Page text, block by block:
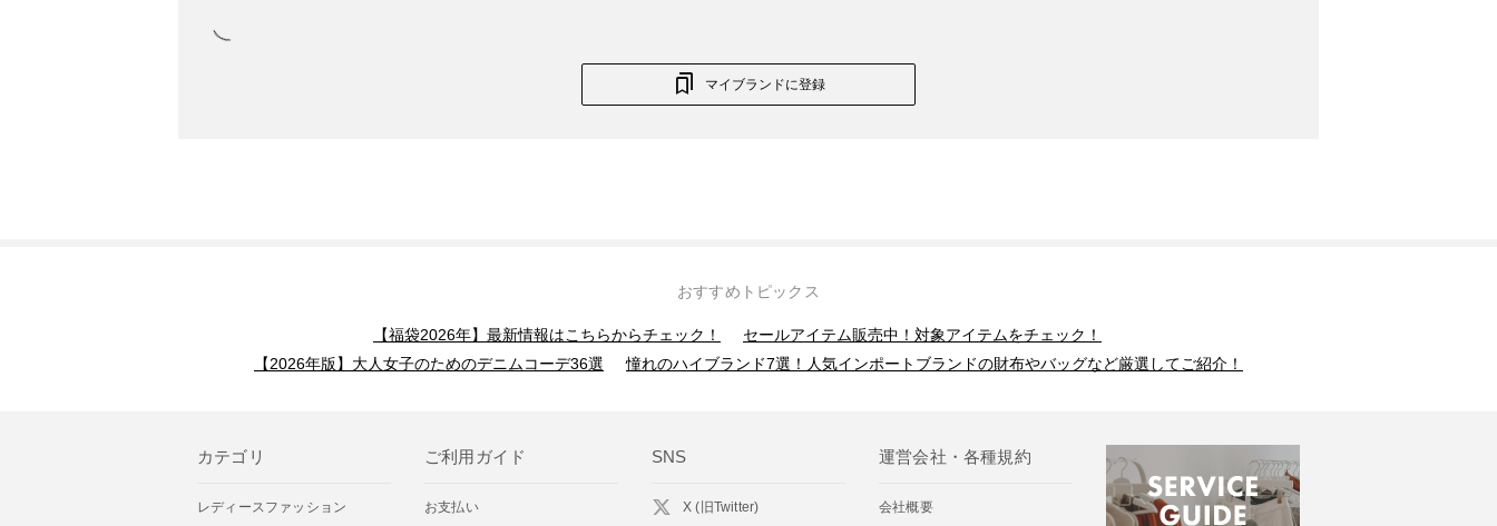
マイブランドに登録
おすすめトピックス
【福袋2026年】最新情報はこちらからチェック！
セールアイテム販売中！対象アイテムをチェック！
【2026年版】大人女子のためのデニムコーデ36選
憧れのハイブランド7選！人気インポートブランドの財布やバッグなど厳選してご紹介！
カテゴリ
レディースファッション
ご利用ガイド
お支払い
SNS
X (旧Twitter)
運営会社・各種規約
会社概要